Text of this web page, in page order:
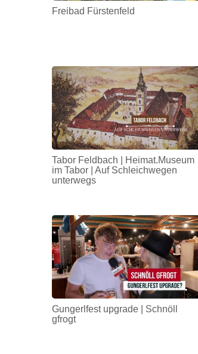
Freibad Fürstenfeld
Tabor Feldbach | Heimat.Museum
im Tabor | Auf Schleichwegen
unterwegs
Gungerlfest upgrade | Schnöll
gfrogt